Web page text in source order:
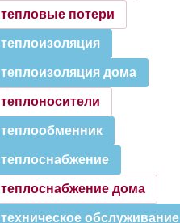
тепловые потери
теплоизоляция
теплоизоляция дома
теплоносители
теплообменник
теплоснабжение
теплоснабжение дома
техническое обслуживание